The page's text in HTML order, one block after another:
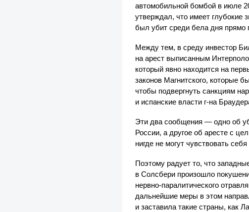
автомобильной бомбой в июле
утверждал, что имеет глубокие
был убит среди бела дня прямо
Между тем, в среду инвестор
на арест выписанным
который явно находится на
законов Магнитского, которые
чтобы подвергнуть санкциям
и испанские власти г-на
Эти два сообщения — одно об
России, а другое об аресте с
нигде не могут чувствовать
Поэтому радует то, что
в Солсбери произошло
нервно-паралитического
дальнейшие меры в этом
и заставила такие страны, как